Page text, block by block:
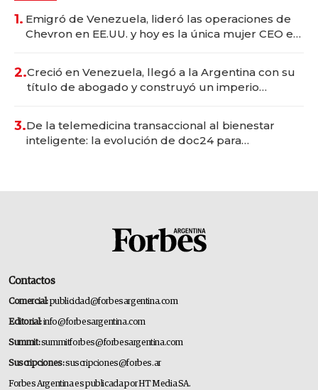
1. Emigró de Venezuela, lideró las operaciones de
Chevron en EE.UU. y hoy es la única mujer CEO en
2.Creció en Venezuela, llegó a la Argentina con su
título de abogado y construyó un imperio
3.De la telemedicina transaccional al bienestar
inteligente: la evolución de doc24 para
Contactos
Comercial:publicidad@forbesargentina.com
Editorial:info@forbesargentina.com
Summit:summitforbes@forbesargentina.com
Suscripciones:suscripciones@forbes.ar
Forbes Argentina es publicada por HT Media SA.